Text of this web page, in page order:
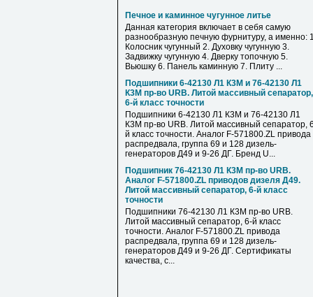
Печное и каминное чугунное литье
Данная категория включает в себя самую
разнообразную печную фурнитуру, а именно:
Колосник чугунный 2. Духовку чугунную 3.
Задвижку чугунную 4. Дверку топочную 5.
Вьюшку 6. Панель каминную 7. Плиту ...
Подшипники 6-42130 Л1 К3М и 76-42130 Л1
К3М пр-во URB. Литой массивный сепаратор,
6-й класс точности
Подшипники 6-42130 Л1 К3М и 76-42130 Л1
К3М пр-во URB. Литой массивный сепаратор,
й класс точности. Аналог F-571800.ZL привода
распредвала, группа 69 и 128 дизель-
генераторов Д49 и 9-26 ДГ. Бренд U...
Подшипник 76-42130 Л1 К3М пр-во URB.
Аналог F-571800.ZL приводов дизеля Д49.
Литой массивный сепаратор, 6-й класс
точности
Подшипники 76-42130 Л1 К3М пр-во URB.
Литой массивный сепаратор, 6-й класс
точности. Аналог F-571800.ZL привода
распредвала, группа 69 и 128 дизель-
генераторов Д49 и 9-26 ДГ. Сертификаты
качества, с...